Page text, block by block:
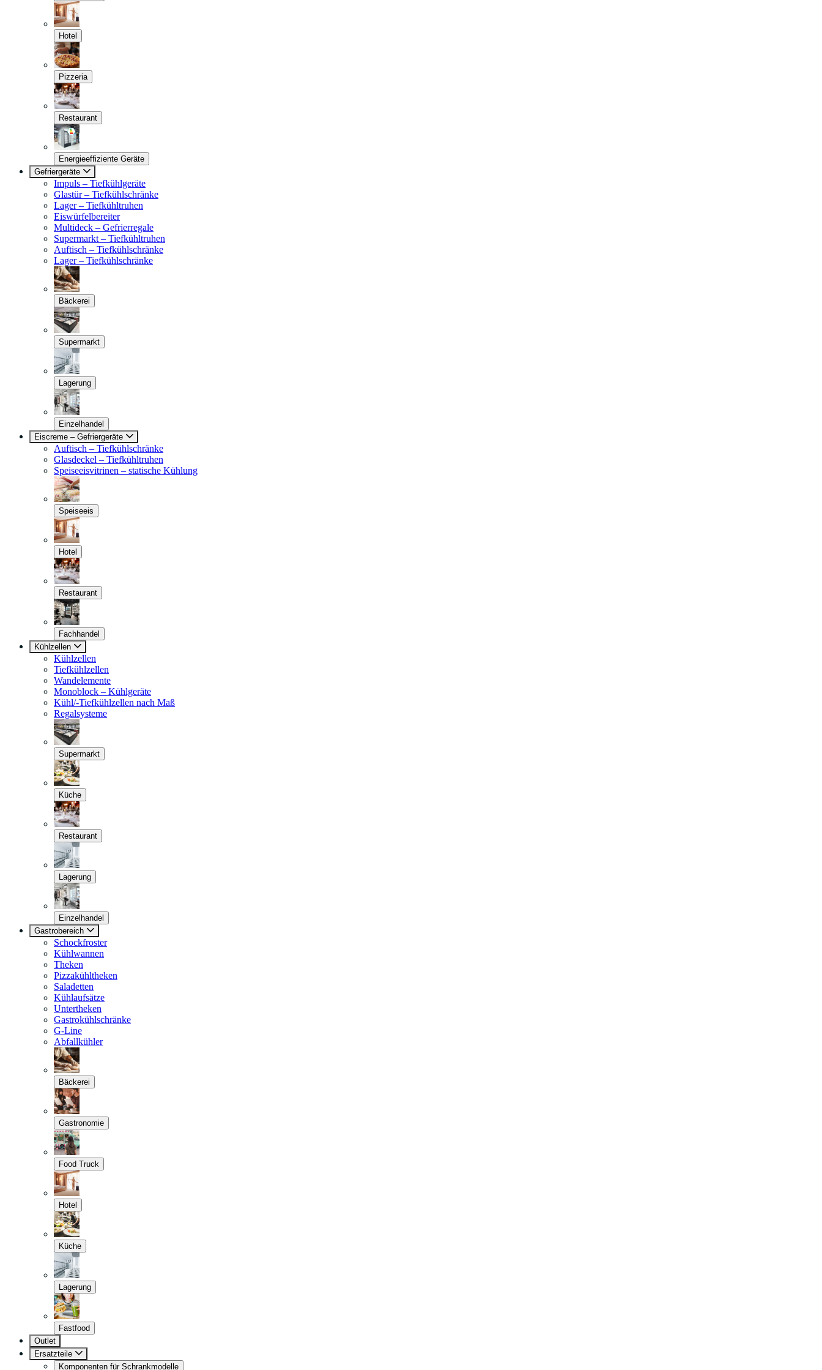
Hotel
Pizzeria
Restaurant
Energieeffiziente Geräte
Gefriergeräte
Impuls – Tiefkühlgeräte
Glastür – Tiefkühlschränke
Lager – Tiefkühltruhen
Eiswürfelbereiter
Multideck – Gefrierregale
Supermarkt – Tiefkühltruhen
Auftisch – Tiefkühlschränke
Lager – Tiefkühlschränke
Bäckerei
Supermarkt
Lagerung
Einzelhandel
Eiscreme – Gefriergeräte
Auftisch – Tiefkühlschränke
Glasdeckel – Tiefkühltruhen
Speiseeisvitrinen – statische Kühlung
Speiseeis
Hotel
Restaurant
Fachhandel
Kühlzellen
Kühlzellen
Tiefkühlzellen
Wandelemente
Monoblock – Kühlgeräte
Kühl/-Tiefkühlzellen nach Maß
Regalsysteme
Supermarkt
Küche
Restaurant
Lagerung
Einzelhandel
Gastrobereich
Schockfroster
Kühlwannen
Theken
Pizzakühltheken
Saladetten
Kühlaufsätze
Untertheken
Gastrokühlschränke
G-Line
Abfallkühler
Bäckerei
Gastronomie
Food Truck
Hotel
Küche
Lagerung
Fastfood
Outlet
Ersatzteile
Komponenten für Schrankmodelle